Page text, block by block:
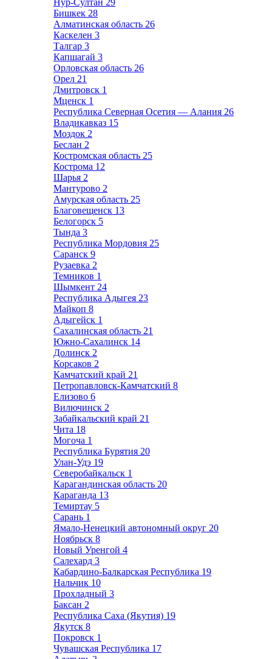
Нур-Султан 29
Бишкек 28
Алматинская область 26
Каскелен 3
Талгар 3
Капшагай 3
Орловская область 26
Орел 21
Дмитровск 1
Мценск 1
Республика Северная Осетия — Алания 26
Владикавказ 15
Моздок 2
Беслан 2
Костромская область 25
Кострома 12
Шарья 2
Мантурово 2
Амурская область 25
Благовещенск 13
Белогорск 5
Тында 3
Республика Мордовия 25
Саранск 9
Рузаевка 2
Темников 1
Шымкент 24
Республика Адыгея 23
Майкоп 8
Адыгейск 1
Сахалинская область 21
Южно-Сахалинск 14
Долинск 2
Корсаков 2
Камчатский край 21
Петропавловск-Камчатский 8
Елизово 6
Вилючинск 2
Забайкальский край 21
Чита 18
Могоча 1
Республика Бурятия 20
Улан-Удэ 19
Северобайкальск 1
Карагандинская область 20
Караганда 13
Темиртау 5
Сарань 1
Ямало-Ненецкий автономный округ 20
Ноябрьск 8
Новый Уренгой 4
Салехард 3
Кабардино-Балкарская Республика 19
Нальчик 10
Прохладный 3
Баксан 2
Республика Саха (Якутия) 19
Якутск 8
Покровск 1
Чувашская Республика 17